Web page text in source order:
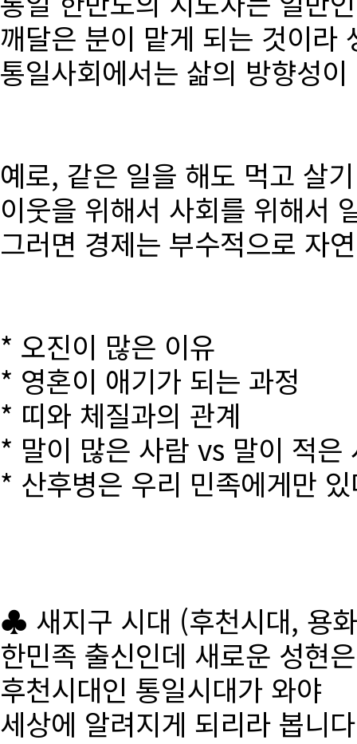
깨달은 분이 맡게 되는 것이라
통일사회에서는 삶의 방향성
예로, 같은 일을 해도 먹고 살
이웃을 위해서 사회를 위해서
그러면 경제는 부수적으로 자
* 오진이 많은 이유
* 영혼이 애기가 되는 과정
* 띠와 체질과의 관계
* 말이 많은 사람 vs 말이 적은
* 산후병은 우리 민족에게만
♣ 새지구 시대 (후천시대, 용
한민족 출신인데 새로운 성현
후천시대인 통일시대가 와야
세상에 알려지게 되리라 봅니